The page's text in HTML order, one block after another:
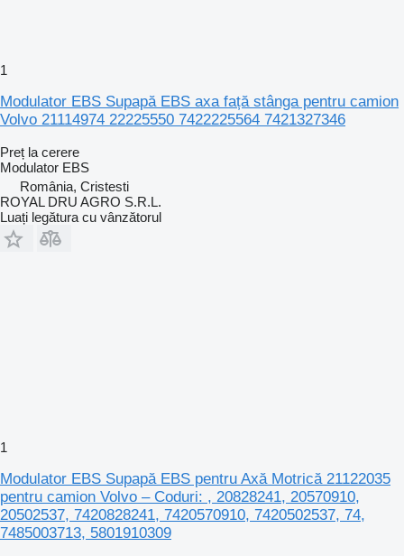
1
Modulator EBS Supapă EBS axa față stânga pentru camion
Volvo 21114974 22225550 7422225564 7421327346
Preț la cerere
Modulator EBS
România, Cristesti
ROYAL DRU AGRO S.R.L.
Luați legătura cu vânzătorul
1
Modulator EBS Supapă EBS pentru Axă Motrică 21122035
pentru camion Volvo – Coduri: , 20828241, 20570910,
20502537, 7420828241, 7420570910, 7420502537, 74,
7485003713, 5801910309